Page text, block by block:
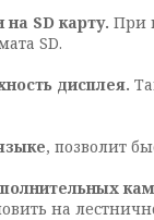
SD карту. При
SD.
дисплея.
, позволит
на